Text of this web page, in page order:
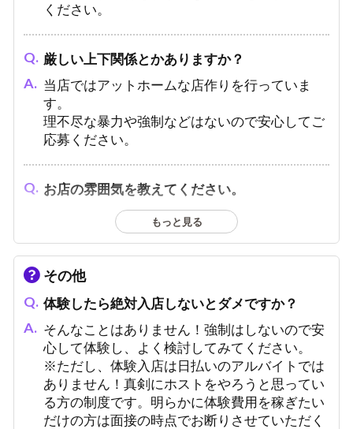
ください。
厳しい上下関係とかありますか？
当店ではアットホームな店作りを行っていま
す。
理不尽な暴力や強制などはないので安心してご
応募ください。
お店の雰囲気を教えてください。
店内も名古屋や歌舞伎町に負けないオシャレな
空間を意識して作り上げました！
ぜひその目で確かめにきてください！
もっと見る
その他
体験したら絶対入店しないとダメですか？
そんなことはありません！強制はしないので安
心して体験し、よく検討してみてください。
※ただし、体験入店は日払いのアルバイトでは
ありません！真剣にホストをやろうと思ってい
る方の制度です。明らかに体験費用を稼ぎたい
だけの方は面接の時点でお断りさせていただく